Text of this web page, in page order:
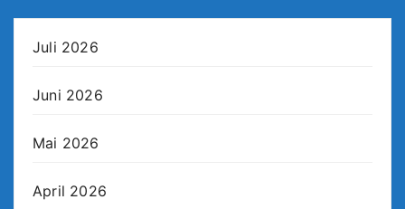
Juli 2026
Juni 2026
Mai 2026
April 2026